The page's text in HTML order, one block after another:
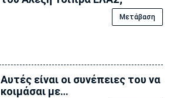
Μετάβαση
Αυτές είναι οι συνέπειες του να
κοιμάσαι με…